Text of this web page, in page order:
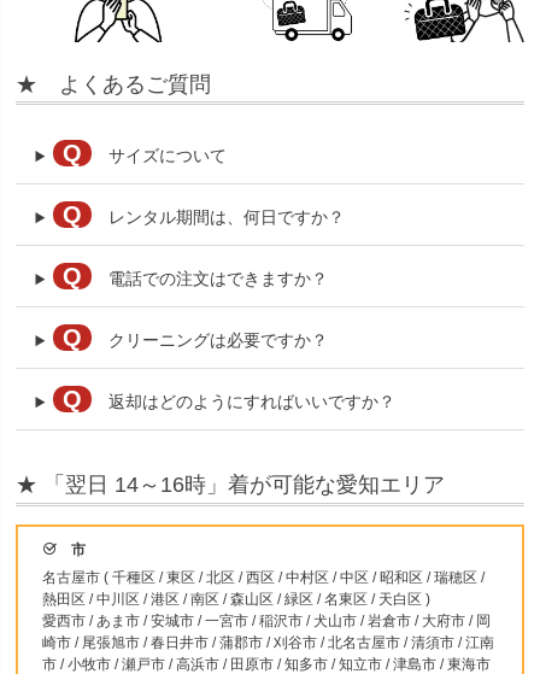
★ よくあるご質問
Q サイズについて
Q レンタル期間は、何日ですか？
Q 電話での注文はできますか？
Q クリーニングは必要ですか？
Q 返却はどのようにすればいいですか？
★ 「翌日 14～16時」着が可能な愛知エリア
市
名古屋市 ( 千種区 / 東区 / 北区 / 西区 / 中村区 / 中区 / 昭和区 / 瑞穂区 /
熱田区 / 中川区 / 港区 / 南区 / 森山区 / 緑区 / 名東区 / 天白区 )
愛西市 / あま市 / 安城市 / 一宮市 / 稲沢市 / 犬山市 / 岩倉市 / 大府市 / 岡
崎市 / 尾張旭市 / 春日井市 / 蒲郡市 / 刈谷市 / 北名古屋市 / 清須市 / 江南
市 / 小牧市 / 瀬戸市 / 高浜市 / 田原市 / 知多市 / 知立市 / 津島市 / 東海市